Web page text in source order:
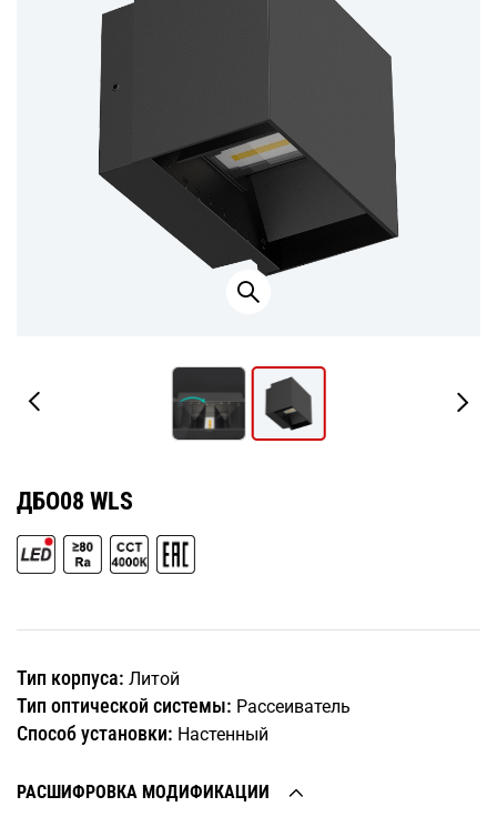
ДБО08 WLS
Тип корпуса: Литой
Тип оптической системы: Рассеиватель
Способ установки: Настенный
РАСШИФРОВКА МОДИФИКАЦИИ